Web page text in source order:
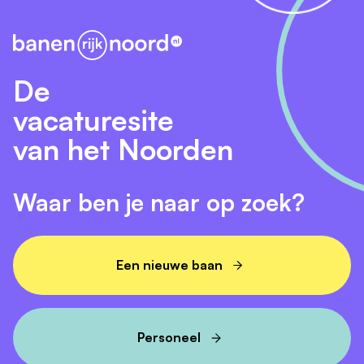
De
vacaturesite
van het Noorden
Waar ben je naar op zoek?
Een nieuwe baan
Personeel